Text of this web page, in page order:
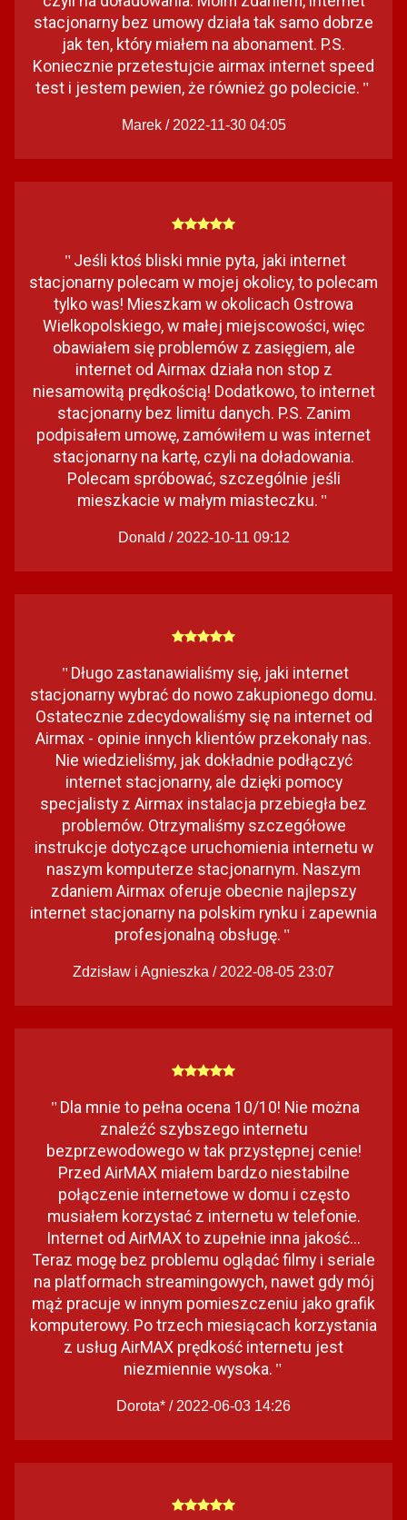
stacjonarny bez umowy działa tak samo dobrze
jak ten, który miałem na abonament. P.S.
Koniecznie przetestujcie airmax internet speed
test i jestem pewien, że również go polecicie. "
Marek / 2022-11-30 04:05
" Jeśli ktoś bliski mnie pyta, jaki internet
stacjonarny polecam w mojej okolicy, to polecam
tylko was! Mieszkam w okolicach Ostrowa
Wielkopolskiego, w małej miejscowości, więc
obawiałem się problemów z zasięgiem, ale
internet od Airmax działa non stop z
niesamowitą prędkością! Dodatkowo, to internet
stacjonarny bez limitu danych. P.S. Zanim
podpisałem umowę, zamówiłem u was internet
stacjonarny na kartę, czyli na doładowania.
Polecam spróbować, szczególnie jeśli
mieszkacie w małym miasteczku. "
Donald / 2022-10-11 09:12
" Długo zastanawialiśmy się, jaki internet
stacjonarny wybrać do nowo zakupionego domu.
Ostatecznie zdecydowaliśmy się na internet od
Airmax - opinie innych klientów przekonały nas.
Nie wiedzieliśmy, jak dokładnie podłączyć
internet stacjonarny, ale dzięki pomocy
specjalisty z Airmax instalacja przebiegła bez
problemów. Otrzymaliśmy szczegółowe
instrukcje dotyczące uruchomienia internetu w
naszym komputerze stacjonarnym. Naszym
zdaniem Airmax oferuje obecnie najlepszy
internet stacjonarny na polskim rynku i zapewnia
profesjonalną obsługę. "
Zdzisław i Agnieszka / 2022-08-05 23:07
" Dla mnie to pełna ocena 10/10! Nie można
znaleźć szybszego internetu
bezprzewodowego w tak przystępnej cenie!
Przed AirMAX miałem bardzo niestabilne
połączenie internetowe w domu i często
musiałem korzystać z internetu w telefonie.
Internet od AirMAX to zupełnie inna jakość...
Teraz mogę bez problemu oglądać filmy i seriale
na platformach streamingowych, nawet gdy mój
mąż pracuje w innym pomieszczeniu jako grafik
komputerowy. Po trzech miesiącach korzystania
z usług AirMAX prędkość internetu jest
niezmiennie wysoka. "
Dorota* / 2022-06-03 14:26